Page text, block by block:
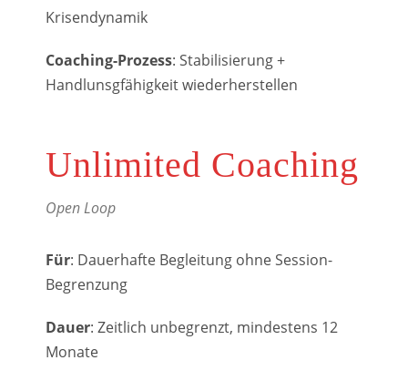
Krisendynamik
Coaching-Prozess: Stabilisierung +
Handlunsgfähigkeit wiederherstellen
Unlimited Coaching
Open Loop
Für: Dauerhafte Begleitung ohne Session-
Begrenzung
Dauer: Zeitlich unbegrenzt, mindestens 12
Monate